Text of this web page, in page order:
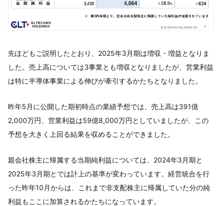
先ほどもご説明したとおり、2025年3月期は増収・増益となりま
した。売上高については3事業とも増収となりましたが、営業利益
は特に半導体事業による伸びが牽引するかたちとなりました。
昨年5月に公開した期初時点の業績予想では、売上高は391億
2,000万円、営業利益は59億8,000万円としていましたが、この
予想を大きく上回る結果を収めることができました。
親会社株主に帰属する当期純利益については、2024年3月期と
2025年3月期とでは計上の基準が変わっています。経営統合を行
った昨年10月からは、これまで非支配株主に帰属していた分の純
利益もここに加算されるかたちになっています。